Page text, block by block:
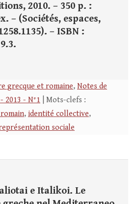
2010. – 350 p. :
– (Sociétés, espaces,
– ISBN :
grecque et romaine, Notes de
2013 - N°1 | Mots-clefs :
, identité collective,
sociale
e Italikoi. Le